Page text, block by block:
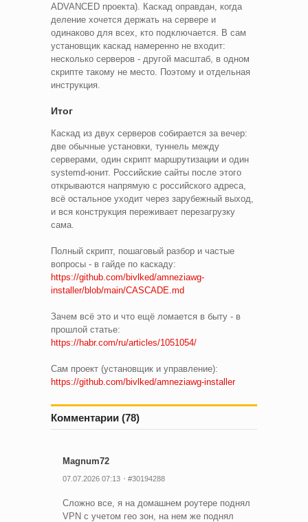
ADVANCED проекта). Каскад оправдан, когда
деление хочется держать на сервере и
одинаково для всех, кто подключается. В сам
установщик каскад намеренно не входит:
несколько серверов - другой масштаб, в одном
скрипте такому не место. Поэтому и отдельная
инструкция.
Итог
Каскад из двух серверов собирается за вечер:
две обычные установки, туннель между
серверами, один скрипт маршрутизации и один
systemd-юнит. Российские сайты после этого
открываются напрямую с российского адреса,
всё остальное уходит через зарубежный выход,
и вся конструкция переживает перезагрузку
сама.
Полный скрипт, пошаговый разбор и частые
вопросы - в гайде по каскаду:
https://github.com/bivlked/amneziawg-
installer/blob/main/CASCADE.md
Зачем всё это и что ещё ломается в быту - в
прошлой статье:
https://habr.com/ru/articles/1051054/
Сам проект (установщик и управление):
https://github.com/bivlked/amneziawg-installer
Комментарии (78)
Magnum72
07.07.2026 07:13 #30194288
Сложно все, я на домашнем роутере поднял
VPN с учетом гео зон, на нем же поднял